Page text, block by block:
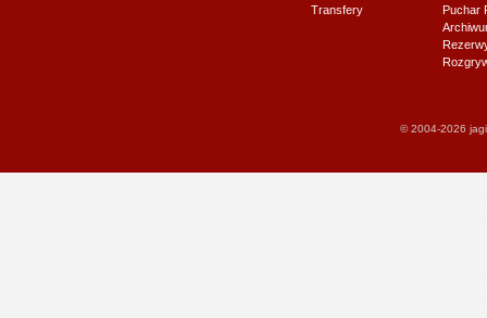
Transfery
Puchar
© 2004-2026